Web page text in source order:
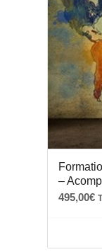
–
495,00€